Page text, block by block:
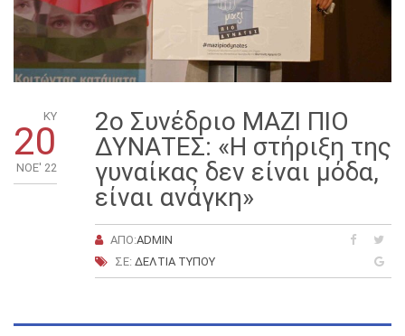
ΚΥ
20
ΝΟΈ' 22
2ο Συνέδριο ΜΑΖΙ ΠΙΟ
ΔΥΝΑΤΕΣ: «Η στήριξη της
γυναίκας δεν είναι μόδα,
είναι ανάγκη»
ΑΠΌ:ADMIN
ΣΕ: ΔΕΛΤΊΑ ΤΎΠΟΥ